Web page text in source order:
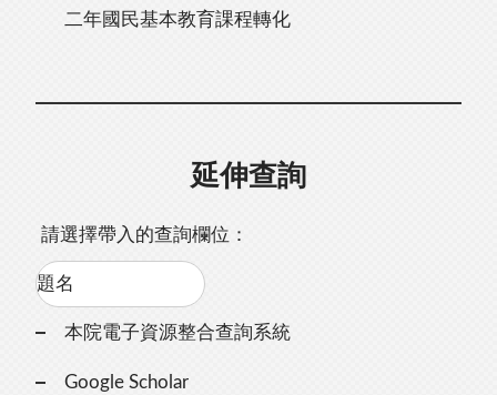
二年國民基本教育課程轉化
延伸查詢
請選擇帶入的查詢欄位：
本院電子資源整合查詢系統
Google Scholar